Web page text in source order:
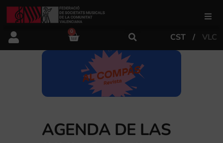
FSMCV
0
CST VLC
AGENDA DE LAS